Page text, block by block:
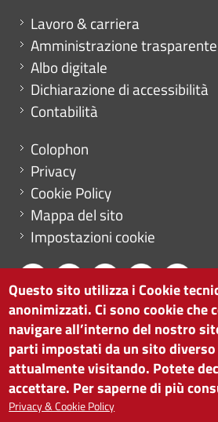
Mini menu di servizio
Lavoro & carriera
Amministrazione trasparente
Albo digitale
Dichiarazione di accessibilità
Contabilità
Menu footer
Colophon
Privacy
Cookie Policy
Mappa del sito
Impostazioni cookie
CAMERA DI COMMERCIO DI
via Alto Adige 60 | I-39100
tel. 0471 945 511 |
Partita IVA: 00376420212
ISTITUTO PER LA PROMOZIONE
Questo sito utilizza i Cookie
anonimizzati. Ci sono cookie che
navigare all’interno del nostro
parti impostati da un sito
attualmente visitando. Potete
accettare. Per saperne di più
Privacy & Cookie Policy